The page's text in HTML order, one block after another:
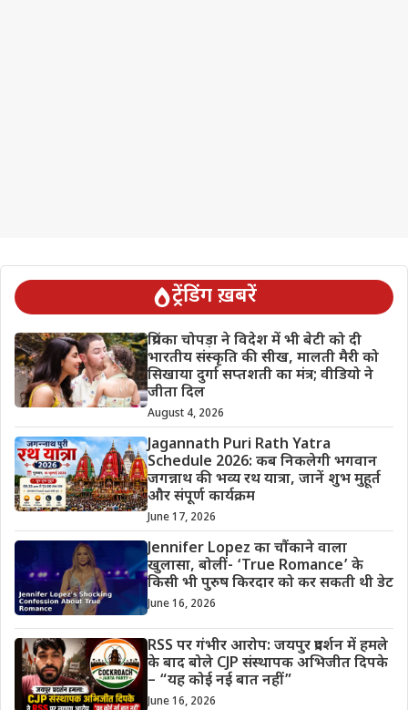
ट्रेंडिंग ख़बरें
प्रियंका चोपड़ा ने विदेश में भी बेटी को दी
भारतीय संस्कृति की सीख, मालती मैरी को
सिखाया दुर्गा सप्तशती का मंत्र; वीडियो ने
जीता दिल
August 4, 2026
Jagannath Puri Rath Yatra
Schedule 2026: कब निकलेगी भगवान
जगन्नाथ की भव्य रथ यात्रा, जानें शुभ मुहूर्त
और संपूर्ण कार्यक्रम
June 17, 2026
Jennifer Lopez का चौंकाने वाला
खुलासा, बोलीं- ‘True Romance’ के
किसी भी पुरुष किरदार को कर सकती थी डेट
June 16, 2026
RSS पर गंभीर आरोप: जयपुर प्रदर्शन में हमले
के बाद बोले CJP संस्थापक अभिजीत दिपके
– “यह कोई नई बात नहीं”
June 16, 2026